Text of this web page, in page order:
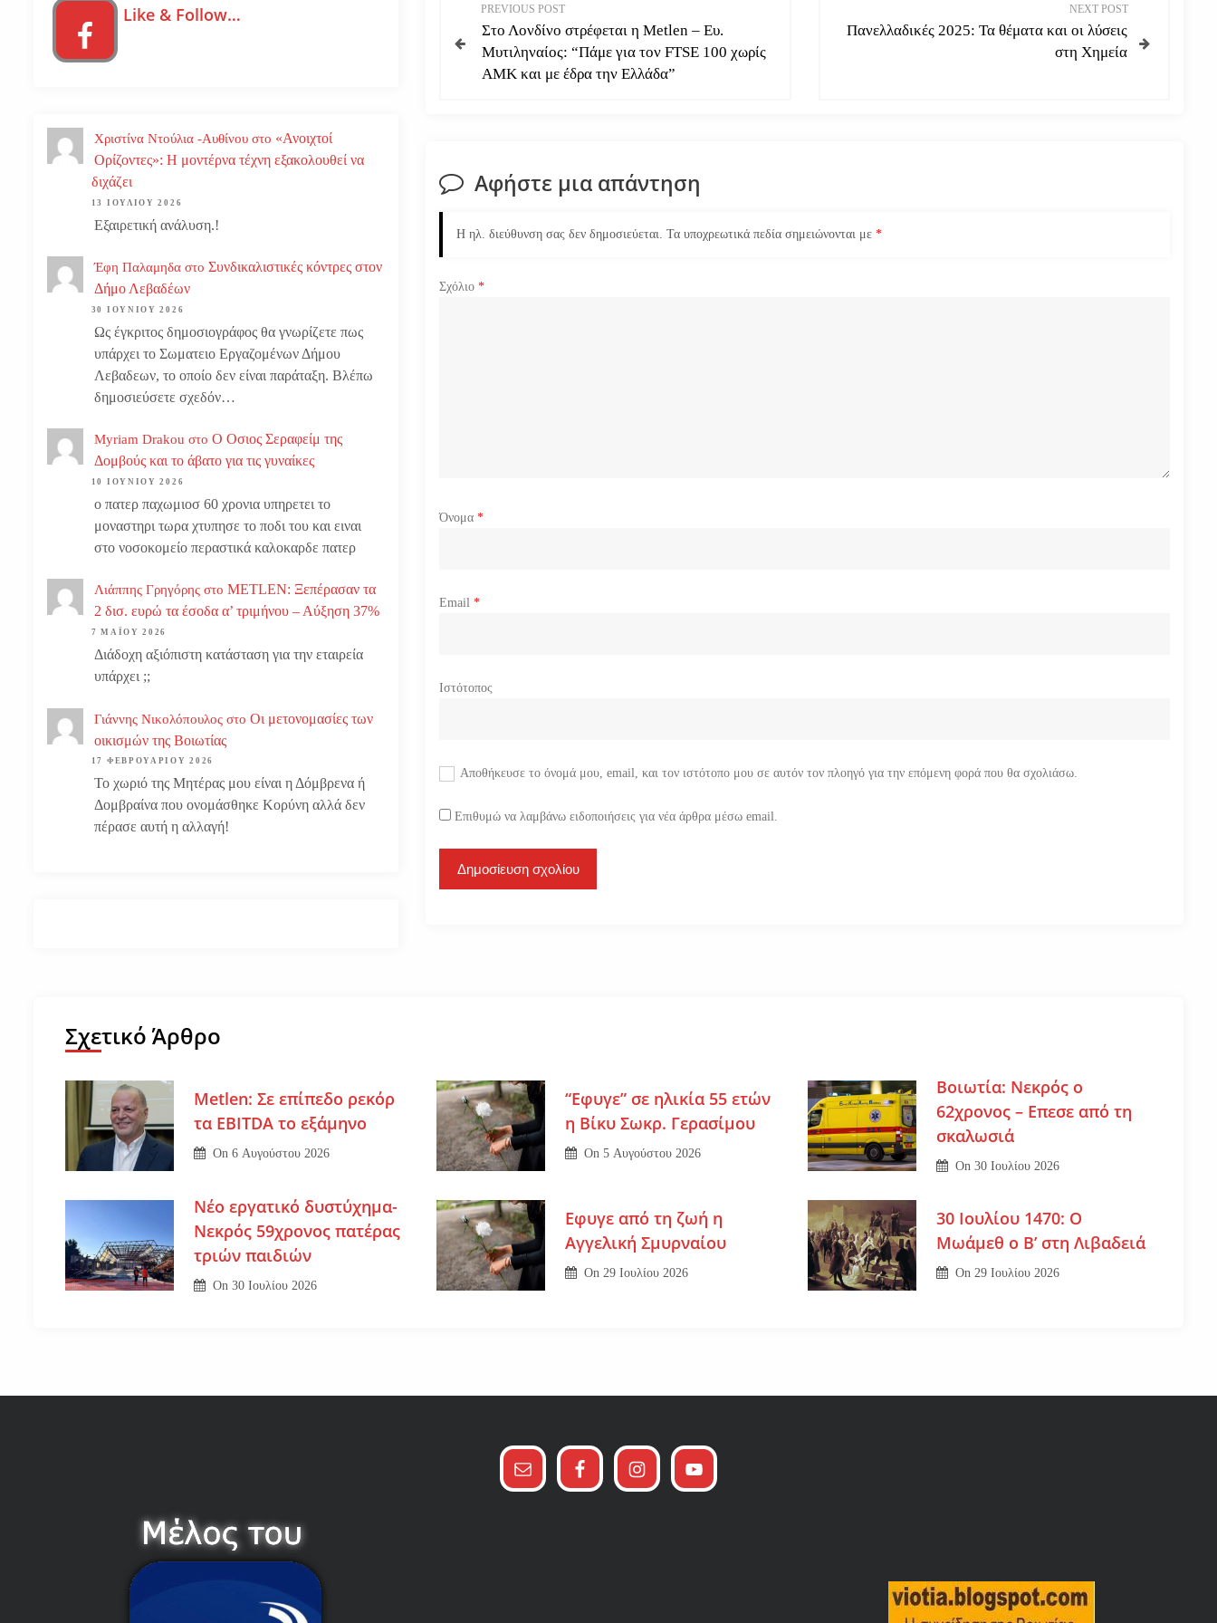
λ
γ
η
σ
η
PREVIOUS POST
Στο Λονδίνο στρέφεται η Metlen – Ευ.
Μυτιληναίος: “Πάμε για τον FTSE 100 χωρίς
ΑΜΚ και με έδρα την Ελλάδα”
NEXT POST
Πανελλαδικές 2025: Τα θέματα και οι λύσεις
στη Χημεία
Αφήστε μια απάντηση
Η ηλ. διεύθυνση σας δεν δημοσιεύεται. Τα υποχρεωτικά πεδία σημειώνονται με*
Σχόλιο*
Όνομα*
Email*
Ιστότοπος
Αποθήκευσε το όνομά μου, email, και τον ιστότοπο μου σε αυτόν τον πλοηγό για την επόμενη φορά που θα σχολιάσω.
Επιθυμώ να λαμβάνω ειδοποιήσεις για νέα άρθρα μέσω email.
Like & Follow…
Χριστίνα Ντούλια -Αυθίνου στο «Ανοιχτοί
Ορίζοντες»: Η μοντέρνα τέχνη εξακολουθεί να
διχάζει
13 ΙΟΥΛΊΟΥ 2026
Εξαιρετική ανάλυση.!
Έφη Παλαμηδα στο Συνδικαλιστικές κόντρες στον
Δήμο Λεβαδέων
30 ΙΟΥΝΊΟΥ 2026
Ως έγκριτος δημοσιογράφος θα γνωρίζετε πως
υπάρχει το Σωματειο Εργαζομένων Δήμου
Λεβαδεων, το οποίο δεν είναι παράταξη. Βλέπω
δημοσιεύσετε σχεδόν…
Myriam Drakou στο Ο Οσιος Σεραφείμ της
Δομβούς και το άβατο για τις γυναίκες
10 ΙΟΥΝΊΟΥ 2026
ο πατερ παχωμιοσ 60 χρονια υπηρετει το
μοναστηρι τωρα χτυπησε το ποδι του και ειναι
στο νοσοκομείο περαστικά καλοκαρδε πατερ
Λιάππης Γρηγόρης στο METLEN: Ξεπέρασαν τα
2 δισ. ευρώ τα έσοδα α’ τριμήνου – Αύξηση 37%
7 ΜΑΪ́ΟΥ 2026
Διάδοχη αξιόπιστη κατάσταση για την εταιρεία
υπάρχει ;;
Γιάννης Νικολόπουλος στο Οι μετονομασίες των
οικισμών της Βοιωτίας
17 ΦΕΒΡΟΥΑΡΊΟΥ 2026
Το χωριό της Μητέρας μου είναι η Δόμβρενα ή
Δομβραίνα που ονομάσθηκε Κορύνη αλλά δεν
πέρασε αυτή η αλλαγή!
Σχετικό Άρθρο
Metlen: Σε επίπεδο ρεκόρ
τα EBITDA το εξάμηνο
On6 Αυγούστου 2026
“Εφυγε” σε ηλικία 55 ετών
η Βίκυ Σωκρ. Γερασίμου
On5 Αυγούστου 2026
Βοιωτία: Νεκρός ο
62χρονος – Επεσε από τη
σκαλωσιά
On30 Ιουλίου 2026
Νέο εργατικό δυστύχημα-
Νεκρός 59χρονος πατέρας
τριών παιδιών
On30 Ιουλίου 2026
Εφυγε από τη ζωή η
Αγγελική Σμυρναίου
On29 Ιουλίου 2026
30 Ιουλίου 1470: Ο
Μωάμεθ ο Β’ στη Λιβαδειά
On29 Ιουλίου 2026